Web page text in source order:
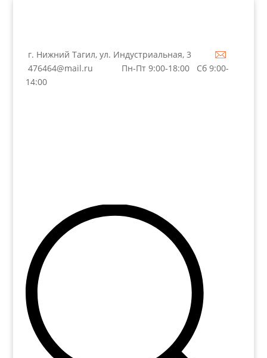
г. Нижний Тагил, ул. Индустриальная, 3
476464@mail.ru
Пн-Пт 9:00-18:00 Сб 9:00-
14:00